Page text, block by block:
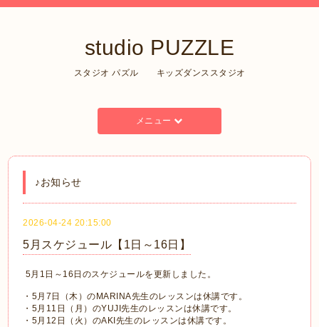
studio PUZZLE
スタジオ パズル キッズダンススタジオ
メニュー
♪お知らせ
2026-04-24 20:15:00
5月スケジュール【1日～16日】
5月1日～16日のスケジュールを更新しました。
・5月7日（木）のMARINA先生のレッスンは休講です。
・5月11日（月）のYUJI先生のレッスンは休講です。
・5月12日（火）のAKI先生のレッスンは休講です。